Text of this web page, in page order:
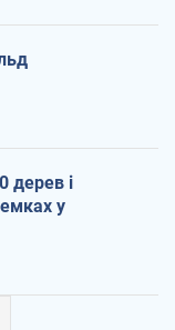
дерев і
у